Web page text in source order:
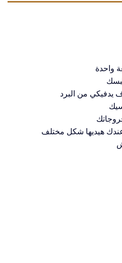
واحدة
يدفيكي من البرد
عندك هيديها شكل مختلف